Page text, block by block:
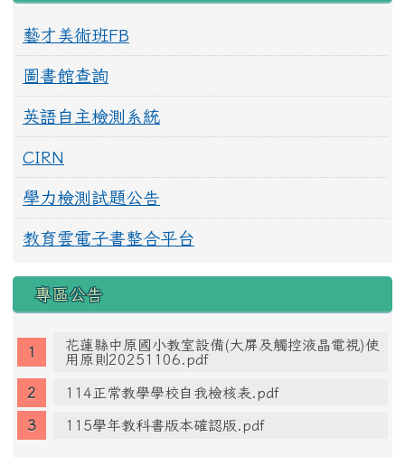
藝才美術班FB
圖書館查詢
英語自主檢測系統
CIRN
學力檢測試題公告
教育雲電子書整合平台
專區公告
花蓮縣中原國小教室設備(大屏及觸控液晶電視)使
用原則20251106.pdf
114正常教學學校自我檢核表.pdf
115學年教科書版本確認版.pdf